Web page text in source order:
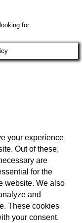
for.
your experience
Out of these,
are
for the
website. We also
and
These cookies
your consent.